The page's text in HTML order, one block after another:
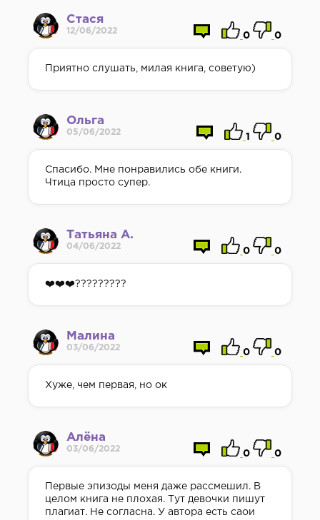
Стася
12/06/2022
0 0
Приятно слушать, милая книга, советую)
Ольга
05/06/2022
1 0
Спасибо. Мне понравились обе книги.
Чтица просто супер.
Татьяна А.
04/06/2022
0 0
❤️❤️❤️?????????
Малина
03/06/2022
0 0
Хуже, чем первая, но ок
Алёна
03/06/2022
0 0
Первые эпизоды меня даже рассмешил. В
целом книга не плохая. Тут девочки пишут
плагиат. Не согласна. У автора есть саои